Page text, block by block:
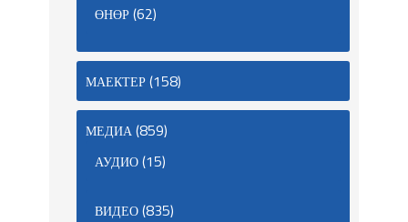
ӨНӨР(62)
МАЕКТЕР(158)
МЕДИА(859)
АУДИО(15)
ВИДЕО(835)